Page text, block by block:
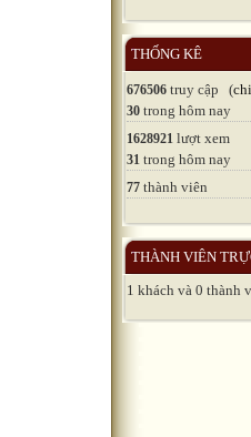
THỐNG KÊ
676506 truy cập (
30 trong hôm nay
1628921 lượt xem
31 trong hôm nay
77 thành viên
THÀNH VIÊN
1 khách và 0 thành